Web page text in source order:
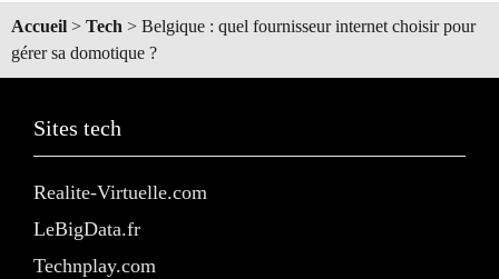
Accueil > Tech > Belgique : quel fournisseur internet choisir pour
gérer sa domotique ?
Sites tech
Realite-Virtuelle.com
LeBigData.fr
Technplay.com